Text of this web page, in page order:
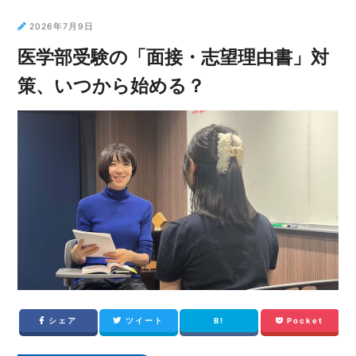
2026年7月9日
医学部受験の「面接・志望理由書」対
策、いつから始める？
シェア ツイート B! Pocket